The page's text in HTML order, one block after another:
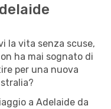
la vita senza scuse,
ha mai sognato di
per una nuova
a Adelaide da